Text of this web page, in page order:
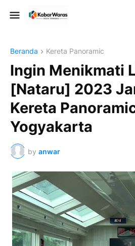
Beranda Kereta Panoramic
Ingin Menikmati
[Nataru] 2023
Kereta
Yogyakarta
by anwar